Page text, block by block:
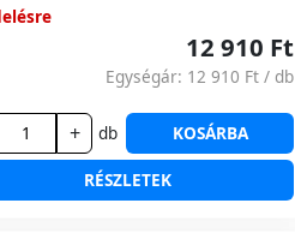
12 910 Ft
Egységár: 12 910 Ft / db
+ db KOSÁRBA
RÉSZLETEK